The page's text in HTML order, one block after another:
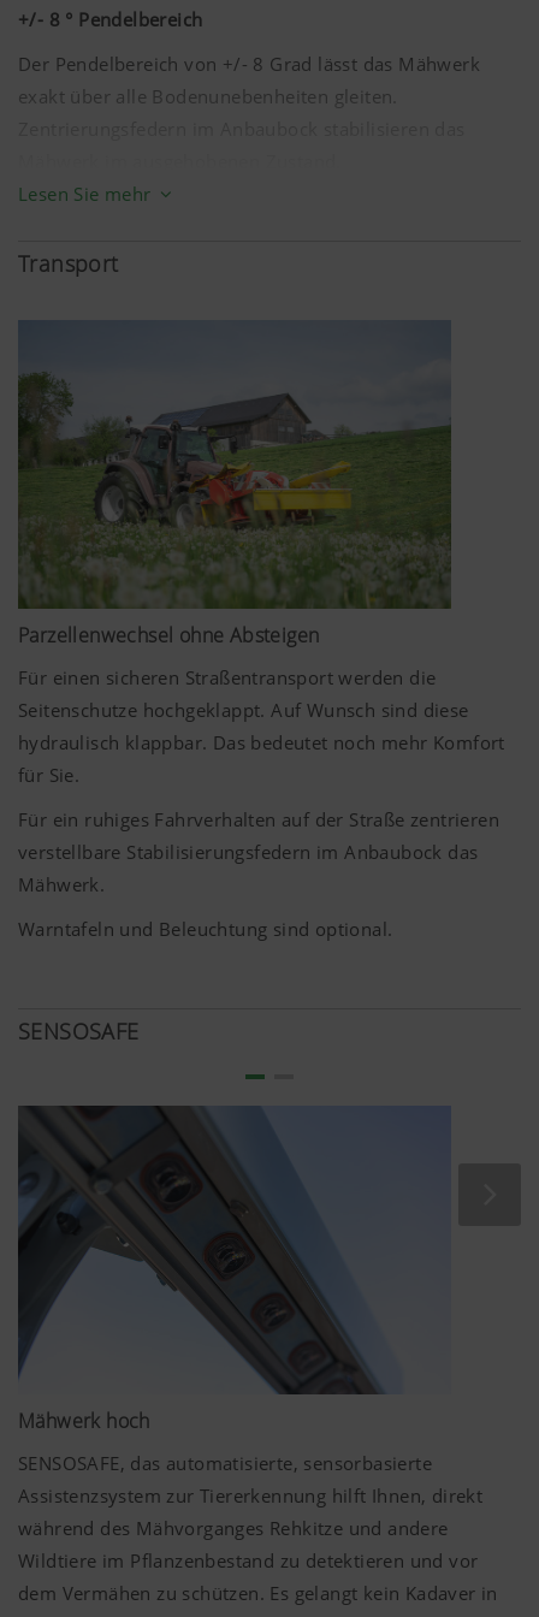
Mehr Infos
Marketing
Wir möchten Ihnen relevante Inhalte auf unserer
Website und auf Social Media anzeigen, daher
verwenden wir Web-Technologien (auch
Cookies) von einigen Partnerunternehmen.
Dadurch werden die dargestellten Inhalte auf Ihr
Nutzungsverhalten zugeschnitten und angezeigt.
Zweck des Cookies
YouTube
Wir binden YouTube Videos auf unserer
und verwenden hierbei den erweiterten
dieser Website gespeichert, es sei denn,
Wir haben keine Kontrolle über YouTube
+/- 8 ° Pendelbereich
Der Pendelbereich von +/- 8 Grad lässt das Mähwerk
exakt über alle Bodenunebenheiten gleiten.
Die Bodenanpassung in Längsrichtung wird durch
Lesen Sie mehr
Transport
Parzellenwechsel ohne Absteigen
Für einen sicheren Straßentransport werden die
Seitenschutze hochgeklappt. Auf Wunsch sind diese
hydraulisch klappbar. Das bedeutet noch mehr Komfort
für Sie.
Für ein ruhiges Fahrverhalten auf der Straße zentrieren
verstellbare Stabilisierungsfedern im Anbaubock das
Mähwerk.
Warntafeln und Beleuchtung sind optional.
SENSOSAFE
Mähwerk hoch
SENSOSAFE, das automatisierte, sensorbasierte
Assistenzsystem zur Tiererkennung hilft Ihnen, direkt
während des Mähvorganges Rehkitze und andere
Wildtiere im Pflanzenbestand zu detektieren und vor
dem Vermähen zu schützen. Es gelangt kein Kadaver in